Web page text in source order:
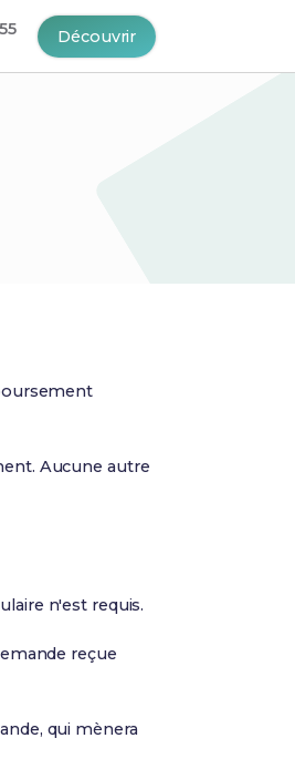
Découvrir
Aucune autre
n'est requis.
reçue
qui mènera